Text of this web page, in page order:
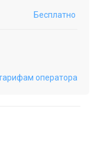
Бесплатно
оператора